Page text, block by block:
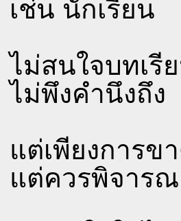
เช่น นักเรียน
ไม่สนใจบทเรี
ไม่พึงคำนึงถึง
แต่เพียงการข
แต่ควรพิจารณ